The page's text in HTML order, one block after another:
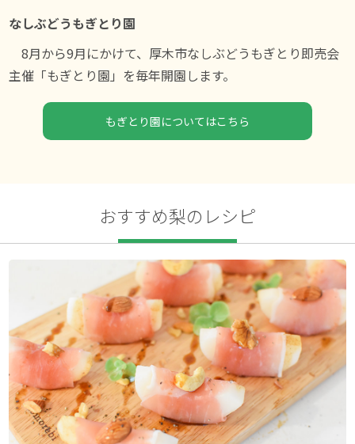
なしぶどうもぎとり園
8月から9月にかけて、厚木市なしぶどうもぎとり即売会
主催「もぎとり園」を毎年開園します。
もぎとり園についてはこちら
おすすめ梨のレシピ